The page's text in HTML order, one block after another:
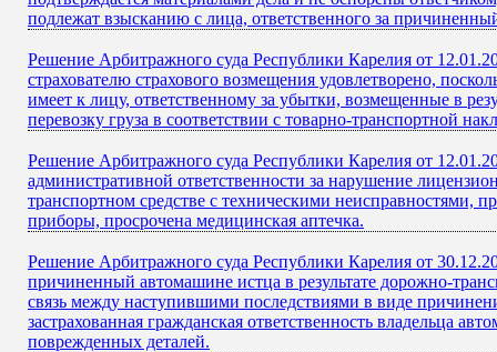
подлежат взысканию с лица, ответственного за
Решение Арбитражного суда Республики Карелия от
страхователю страхового возмещения удовлетворено,
имеет к лицу, ответственному за убытки, возмещенные в
перевозку груза в соответствии с товарно-транспортной
Решение Арбитражного суда Республики Карелия от
административной ответственности за нарушение
транспортном средстве с техническими неисправностями,
приборы, просрочена медицинская аптечка.
Решение Арбитражного суда Республики Карелия от
причиненный автомашине истца в результате дорожно-
связь между наступившими последствиями в виде
застрахованная гражданская ответственность владельца
поврежденных деталей.